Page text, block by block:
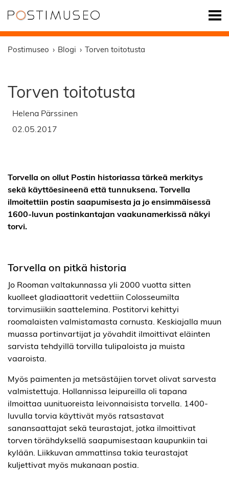
Postimuseo Blogi Torven toitotusta
Torven toitotusta
Helena Pärssinen
02.05.2017
Torvella on ollut Postin historiassa tärkeä merkitys
sekä käyttöesineenä että tunnuksena. Torvella
ilmoitettiin postin saapumisesta ja jo ensimmäisessä
1600-luvun postinkantajan vaakunamerkissä näkyi
torvi.
Torvella on pitkä historia
Jo Rooman valtakunnassa yli 2000 vuotta sitten
kuolleet gladiaattorit vedettiin Colosseumilta
torvimusiikin saattelemina. Postitorvi kehittyi
roomalaisten valmistamasta cornusta. Keskiajalla muun
muassa portinvartijat ja yövahdit ilmoittivat eläinten
sarvista tehdyillä torvilla tulipaloista ja muista
vaaroista.
Myös paimenten ja metsästäjien torvet olivat sarvesta
valmistettuja. Hollannissa leipureilla oli tapana
ilmoittaa uunituoreista leivonnaisista torvella. 1400-
luvulla torvia käyttivät myös ratsastavat
sanansaattajat sekä teurastajat, jotka ilmoittivat
torven törähdyksellä saapumisestaan kaupunkiin tai
kylään. Liikkuvan ammattinsa takia teurastajat
kuljettivat myös mukanaan postia.